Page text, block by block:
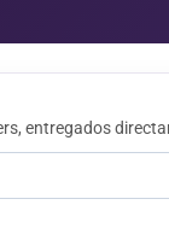
entregados